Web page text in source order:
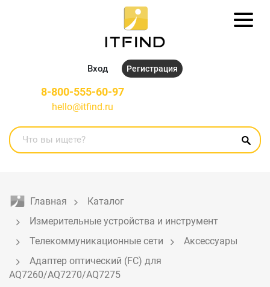
Вход Регистрация
8-800-555-60-97
hello@itfind.ru
Главная
Каталог
Измерительные устройства и инструмент
Телекоммуникационные сети
Аксессуары
Адаптер оптический (FC) для
AQ7260/AQ7270/AQ7275